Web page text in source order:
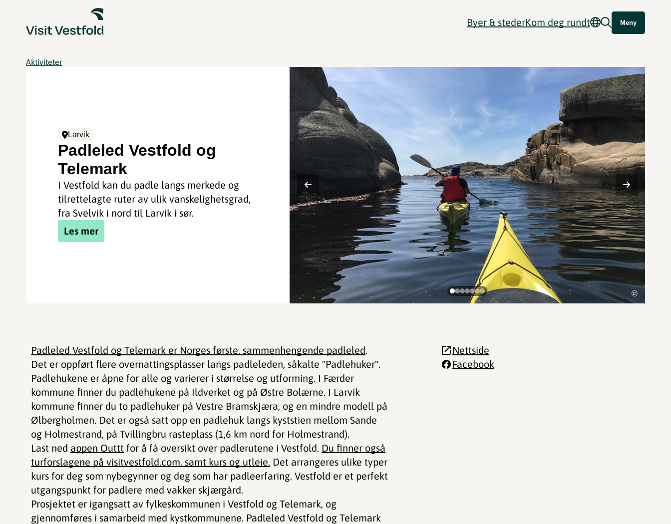
Byer & stederKom deg rundt Meny
Aktiviteter
Larvik
Padleled Vestfold og
Telemark
I Vestfold kan du padle langs merkede og
tilrettelagte ruter av ulik vanskelighetsgrad,
fra Svelvik i nord til Larvik i sør.
Les mer
©
Padleled Vestfold og Telemark er Norges første, sammenhengende padleled.
Det er oppført flere overnattingsplasser langs padleleden, såkalte "Padlehuker".
Padlehukene er åpne for alle og varierer i størrelse og utforming. I Færder
kommune finner du padlehukene på Ildverket og på Østre Bolærne. I Larvik
kommune finner du to padlehuker på Vestre Bramskjæra, og en mindre modell på
Ølbergholmen. Det er også satt opp en padlehuk langs kyststien mellom Sande
og Holmestrand, på Tvillingbru rasteplass (1,6 km nord for Holmestrand).
Last ned appen Outtt for å få oversikt over padlerutene i Vestfold. Du finner også
turforslagene på visitvestfold.com, samt kurs og utleie. Det arrangeres ulike typer
kurs for deg som nybegynner og deg som har padleerfaring. Vestfold er et perfekt
utgangspunkt for padlere med vakker skjærgård.
Prosjektet er igangsatt av fylkeskommunen i Vestfold og Telemark, og
gjennomføres i samarbeid med kystkommunene. Padleled Vestfold og Telemark
Nettside
Facebook